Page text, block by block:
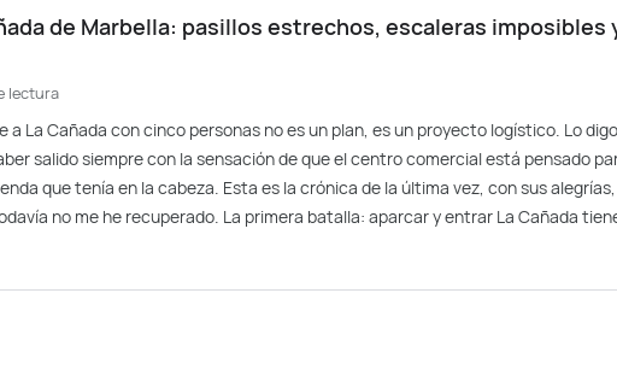
de Marbella: pasillos estrechos, escaleras imposibles
lectura
a La Cañada con cinco personas no es un plan, es un proyecto logístico. Lo
salido siempre con la sensación de que el centro comercial está pensado
que tenía en la cabeza. Esta es la crónica de la última vez, con sus
no me he recuperado. La primera batalla: aparcar y entrar La Cañada